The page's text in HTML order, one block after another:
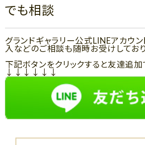
でも相談
グランドギャラリー公式LINEアカウ
入などのご相談も随時お受けしてお
下記ボタンをクリックすると友達追加
↓↓↓↓↓↓